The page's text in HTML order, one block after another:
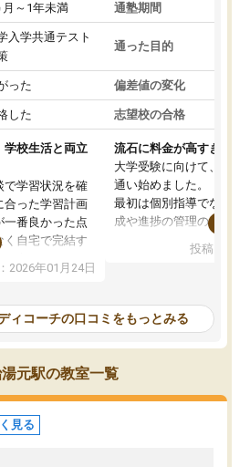
月～1年未満
入学共通テスト
った
した
学校生活と両立
で学習状況を確
合った学習計画
一番良かった点
く自宅で完結す
大学生で相談し
。勉強習慣が身
す。また、チャ
便利でした。一
受験勉強を、最
2026年01月24日
通塾期間
通った目的
偏差値の変化
志望校の合格
流石に料金が高すぎる
大学受験に向けて、高2
通い始めました。
最初は個別指導でなく、
成や進捗の管理のみのコ
じ個別指導コースに変更
性が良くなかったです。
モチベーションが上がら
にやめてしまいました。
追加で料金を払うことで
の方の予定が空いていな
投稿日：
ィコーチの口コミをもっとみる
湯元駅の教室一覧
見る